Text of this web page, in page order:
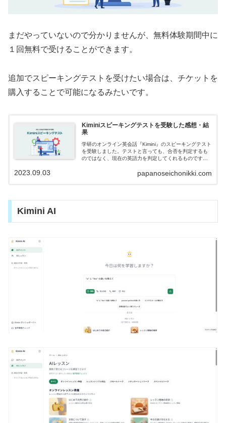
まだやっていないので分かりませんが、無料体験期間中に
１回無料で受けることができます。
追加でスピーキングテストを受けたい場合は、チケットを
購入することで可能になるみたいです。
Kiminiスピーキングテストを受験した感想・結
果
学研のオンライン英会話『Kimini』のスピーキングテスト
を受験しました。テストと言っても、合否を判定するも
のではなく、現在の英語力を判定してくれるものです。
papanoseichonikki.com
2023.09.03
Kimini AI